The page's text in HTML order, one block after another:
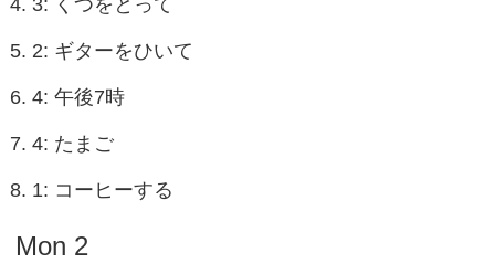
3: くつをとって
2: ギターをひいて
4: 午後7時
4: たまご
1: コーヒーする
Mon 2